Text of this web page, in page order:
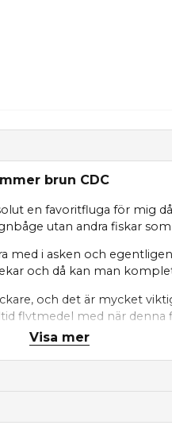
brun CDC
en favoritfluga för mig
utan andra fiskar
med i asken och
och då kan man
och det är mycket
flytmedel med när denna
Flugan skall
flugan utan bara låt den
tafs som man klarar av
Visa mer